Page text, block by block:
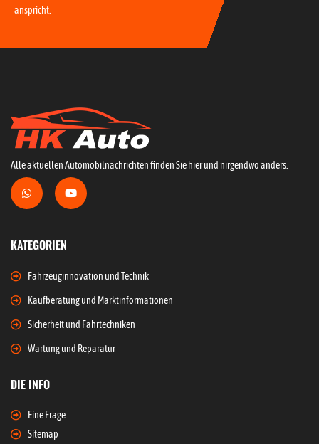
anspricht.
Alle aktuellen Automobilnachrichten finden Sie hier und nirgendwo anders.
KATEGORIEN
Fahrzeuginnovation und Technik
Kaufberatung und Marktinformationen
Sicherheit und Fahrtechniken
Wartung und Reparatur
DIE INFO
Eine Frage
Sitemap